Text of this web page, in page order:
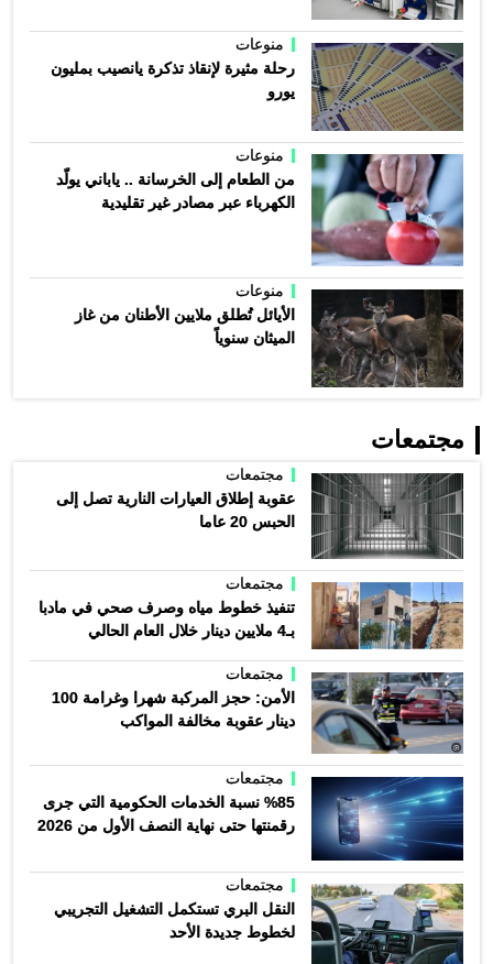
منوعات
رحلة مثيرة لإنقاذ تذكرة يانصيب بمليون
يورو
منوعات
من الطعام إلى الخرسانة .. ياباني يولّد
الكهرباء عبر مصادر غير تقليدية
منوعات
الأيائل تُطلق ملايين الأطنان من غاز
الميثان سنوياً
مجتمعات
مجتمعات
عقوبة إطلاق العيارات النارية تصل إلى
الحبس 20 عاما
مجتمعات
تنفيذ خطوط مياه وصرف صحي في مادبا
بـ4 ملايين دينار خلال العام الحالي
مجتمعات
الأمن: حجز المركبة شهرا وغرامة 100
دينار عقوبة مخالفة المواكب
مجتمعات
%85 نسبة الخدمات الحكومية التي جرى
رقمنتها حتى نهاية النصف الأول من 2026
مجتمعات
النقل البري تستكمل التشغيل التجريبي
لخطوط جديدة الأحد